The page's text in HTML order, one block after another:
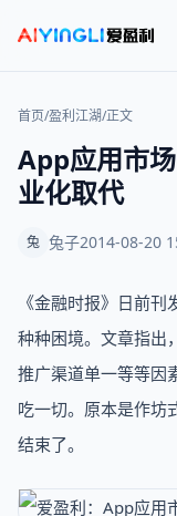
首页/盈利江湖/正文
App应用市
业化取代
兔 兔子2014-08-20
《金融时报》日前
种种困境。文章指出
推广渠道单一等等因
吃一切。原本是作坊
结束了。